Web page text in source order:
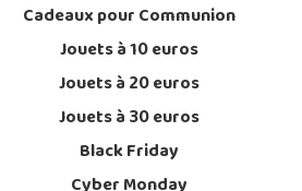
Cadeaux pour Communion
Jouets à 10 euros
Jouets à 20 euros
Jouets à 30 euros
Black Friday